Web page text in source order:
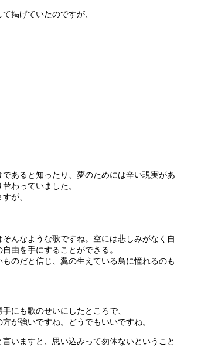
掲げていたのですが、
あると知ったり、夢のためには辛い現実があ
わっていました。
が、
んなような歌ですね。空には悲しみがなく自
由を手にすることができる。
のだと信じ、翼の生えている鳥に憧れるのも
にも歌のせいにしたところで、
が強いですね。どうでもいいですね。
いますと、思い込みって勿体ないということ